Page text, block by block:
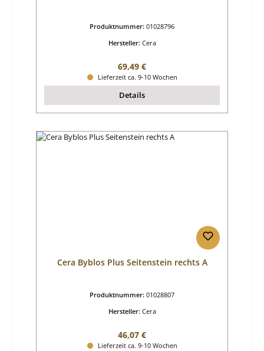
Produktnummer: 01028796
Hersteller: Cera
Regulärer Preis:
69,49 €
Lieferzeit ca. 9-10 Wochen
Details
Cera Byblos Plus Seitenstein rechts A
Produktnummer: 01028807
Hersteller: Cera
Regulärer Preis:
46,07 €
Lieferzeit ca. 9-10 Wochen